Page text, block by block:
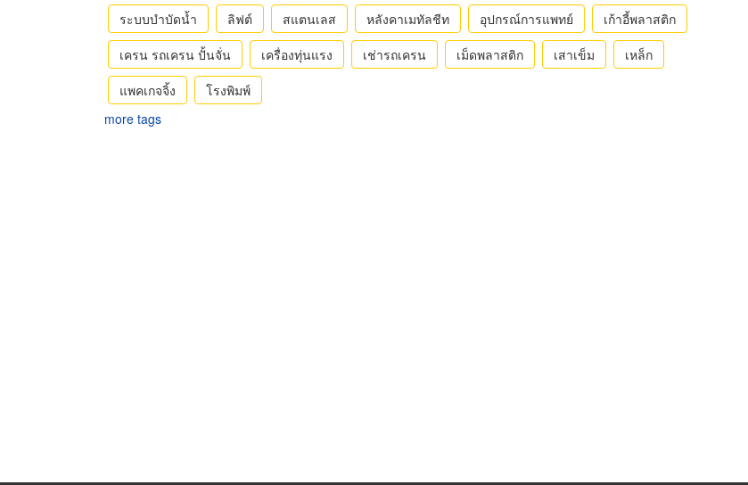
ระบบบำบัดน้ำ
ลิฟต์ สแตนเลส หลังคาเมทัลชีท อุปกรณ์การแพทย์
เก้าอี้พลาสติก
เครน รถเครน ปั้นจั่น
เครื่องทุ่นแรง เช่ารถเครน เม็ดพลาสติก เสาเข็ม
เหล็ก
แพคเกจจิ้ง
โรงพิมพ์
more tags